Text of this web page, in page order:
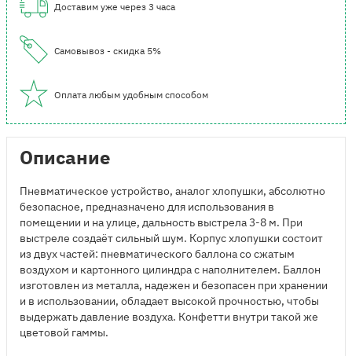
Доставим уже через 3 часа
Самовывоз - скидка 5%
Оплата любым удобным способом
Описание
Пневматическое устройство, аналог хлопушки, абсолютно
безопасное, предназначено для использования в
помещении и на улице, дальность выстрела 3-8 м. При
выстреле создаёт сильный шум. Корпус хлопушки состоит
из двух частей: пневматического баллона со сжатым
воздухом и картонного цилиндра с наполнителем. Баллон
изготовлен из металла, надежен и безопасен при хранении
и в использовании, обладает высокой прочностью, чтобы
выдержать давление воздуха. Конфетти внутри такой же
цветовой гаммы.